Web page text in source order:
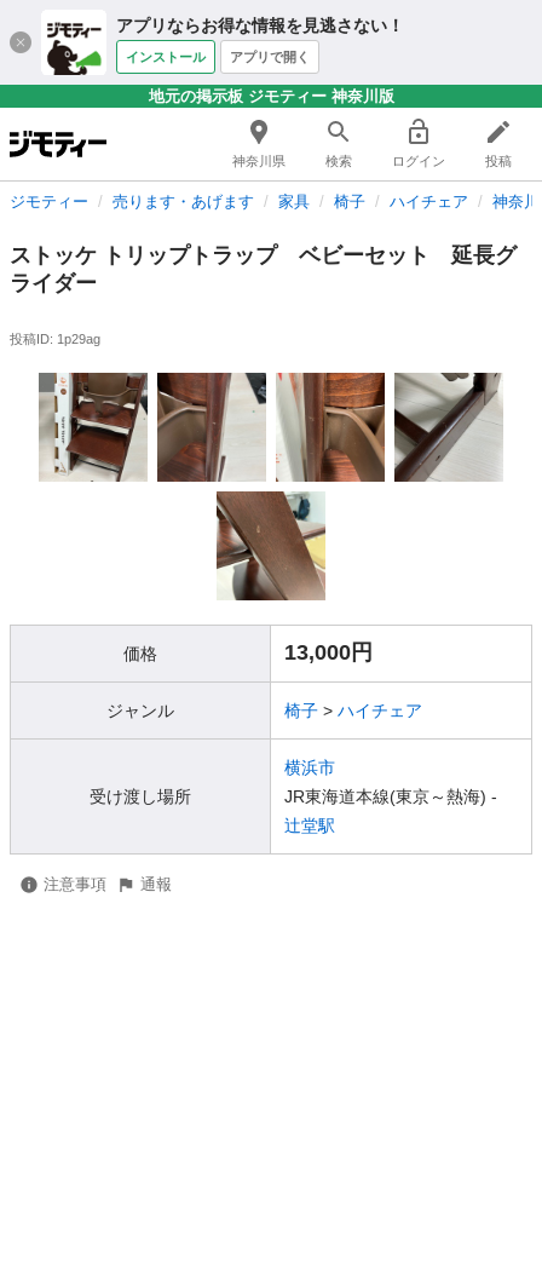
アプリならお得な情報を見逃さない！
インストール アプリで開く
地元の掲示板 ジモティー 神奈川版
神奈川県 検索 ログイン 投稿
ジモティー 売ります・あげます 家具 椅子 ハイチェア 神奈
ストッケ トリップトラップ ベビーセット 延長グ
ライダー
投稿ID: 1p29ag
価格 13,000円
ジャンル 椅子 > ハイチェア
受け渡し場所
横浜市
JR東海道本線(東京～熱海) -
辻堂駅
注意事項 通報